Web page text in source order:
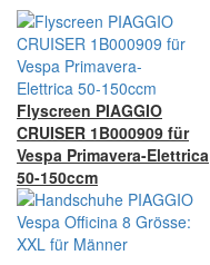
Flyscreen PIAGGIO
CRUISER 1B000909 für
Vespa Primavera-Elettrica
50-150ccm